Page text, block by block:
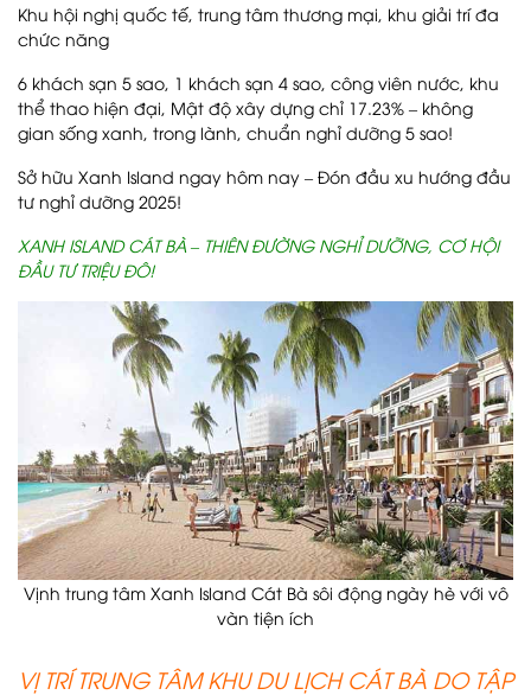
Khu hội nghị quốc tế, trung tâm thương mại, khu giải trí đa
chức năng
6 khách sạn 5 sao, 1 khách sạn 4 sao, công viên nước, khu
thể thao hiện đại, Mật độ xây dựng chỉ 17.23% – không
gian sống xanh, trong lành, chuẩn nghỉ dưỡng 5 sao!
Sở hữu Xanh Island ngay hôm nay – Đón đầu xu hướng đầu
tư nghỉ dưỡng 2025!
XANH ISLAND CÁT BÀ – THIÊN ĐƯỜNG NGHỈ DƯỠNG, CƠ HỘI
ĐẦU TƯ TRIỆU ĐÔ!
Vịnh trung tâm Xanh Island Cát Bà sôi động ngày hè với vô
vàn tiện ích
VỊ TRÍ TRUNG TÂM KHU DU LỊCH CÁT BÀ DO TẬP